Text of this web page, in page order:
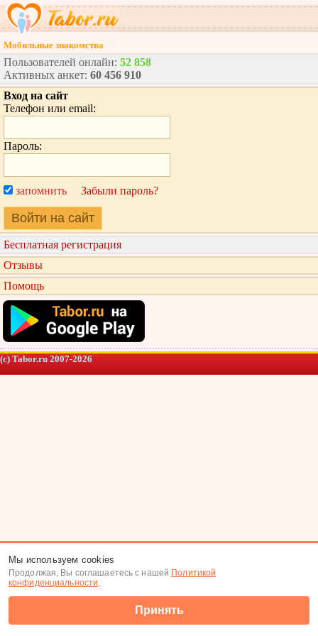
Мобильные знакомства
Пользователей онлайн: 52 858
Активных анкет: 60 456 910
Вход на сайт
Телефон или email:
Пароль:
запомнить Забыли пароль?
Войти на сайт
Бесплатная регистрация
Отзывы
Помощь
(c) Tabor.ru 2007-2026
Мы используем cookies
Продолжая, Вы соглашаетесь с нашей Политикой
конфиденциальности.
Принять